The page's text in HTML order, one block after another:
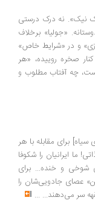
نیک». نه درک درستی
«جولیا» برخلاف
و در «شرایط خاص»
صخره روییده، «هر
چه آفتاب مطلوب و
برای مقابله با هر